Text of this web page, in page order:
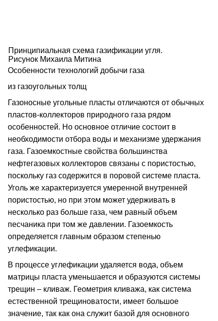
Принципиальная схема газификации угля.
Рисунок Михаила Митина
Особенности технологий добычи газа
из газоугольных толщ
Газоносные угольные пласты отличаются от обычных
пластов-коллекторов природного газа рядом
особенностей. Но основное отличие состоит в
необходимости отбора воды и механизме удержания
газа. Газоемкостные свойства большинства
нефтегазовых коллекторов связаны с пористостью,
поскольку газ содержится в поровой системе пласта.
Уголь же характеризуется умеренной внутренней
пористостью, но при этом может удерживать в
несколько раз больше газа, чем равный объем
песчаника при том же давлении. Газоемкость
определяется главным образом степенью
углефикации.
В процессе углефикации удаляется вода, объем
матрицы пласта уменьшается и образуются системы
трещин – кливаж. Геометрия кливажа, как система
естественной трещиноватости, имеет большое
значение, так как она служит базой для основного